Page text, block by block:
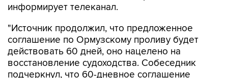
"Источник продолжил, что предложенное
действовать 60 дней, оно нацелено на
восстановление судоходства. Собеседник
подчеркнул, что 60-дневное соглашение
должно помочь выйти из нынешнего тупика и